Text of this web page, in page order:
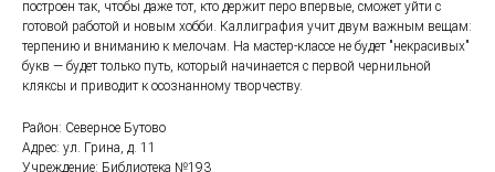
построен так, чтобы даже тот, кто держит перо впервые, сможет уйти с
готовой работой и новым хобби. Каллиграфия учит двум важным вещам:
терпению и вниманию к мелочам. На мастер-классе не будет "некрасивых"
букв — будет только путь, который начинается с первой чернильной
кляксы и приводит к осознанному творчеству.
Район: Северное Бутово
Адрес: ул. Грина, д. 11
Учреждение: Библиотека №193